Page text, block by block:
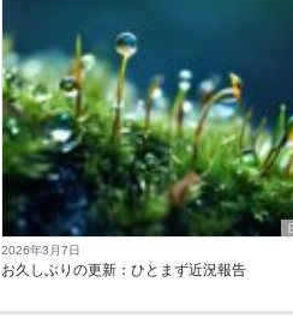
2026年3月7日
お久しぶりの更新：ひとまず近況報告